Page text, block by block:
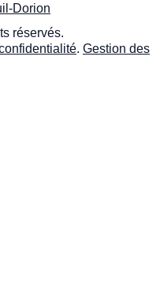
Dorion
réservés.
. Gestion des